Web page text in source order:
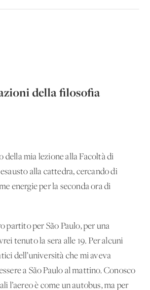
della filosofia
della mia lezione alla Facoltà di
alla cattedra, cercando di
energie per la seconda ora di
partito per São Paulo, per una
tenuto la sera alle 19. Per alcuni
dell’università che mi aveva
a São Paulo al mattino. Conosco
l’aereo è come un autobus, ma per